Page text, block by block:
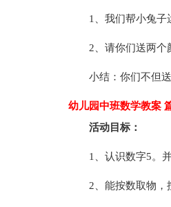
1、我们帮小兔子
2、请你们送两个
小结：你们不但
幼儿园中班数学教案
活动目标：
1、认识数字5。
2、能按数取物，